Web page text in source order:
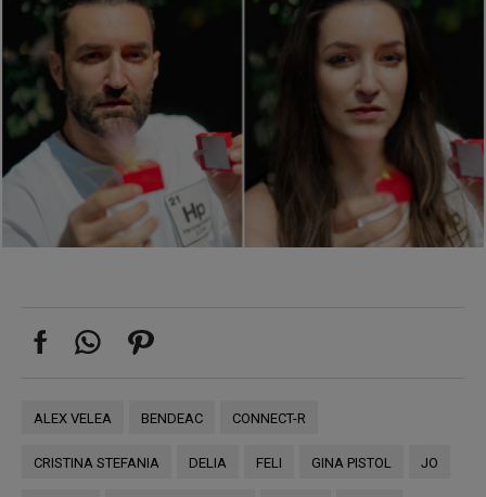
ALEX VELEA BENDEAC CONNECT-R
CRISTINA STEFANIA DELIA FELI GINA PISTOL JO